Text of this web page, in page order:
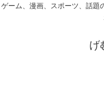
ゲーム、漫画、スポーツ、話題
げ